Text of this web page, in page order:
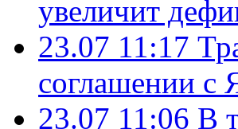
увеличит
23.07 11:17
соглашении с
23.07 11:06 В